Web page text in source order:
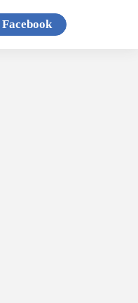
Facebook